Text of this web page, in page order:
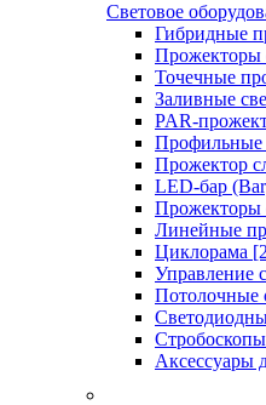
Световое
Гибридные
Прожекторы
Точечные
Заливные
PAR-
Профильные
Прожектор
LED-бар
Прожекторы
Линейные
Циклорама
Управление
Потолочные
Стробоскопы
Аксессуары